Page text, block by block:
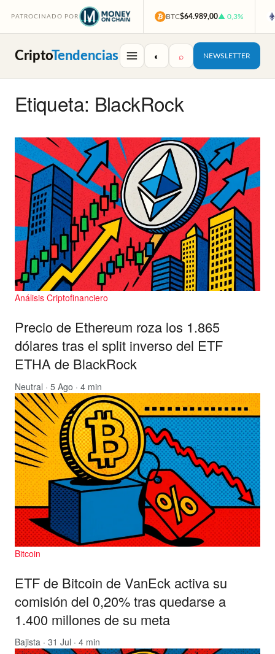
PATROCINADO POR BTC$64.989,00▲ 0,3%
CriptoTendencias ◐ ⌕ NEWSLETTER
Etiqueta: BlackRock
Análisis Criptofinanciero
Precio de Ethereum roza los 1.865
dólares tras el split inverso del ETF
ETHA de BlackRock
Neutral · 5 Ago · 4 min
Bitcoin
ETF de Bitcoin de VanEck activa su
comisión del 0,20% tras quedarse a
1.400 millones de su meta
Bajista · 31 Jul · 4 min